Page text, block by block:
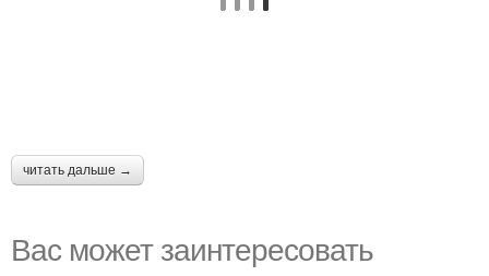
читать дальше →
Вас может заинтересовать